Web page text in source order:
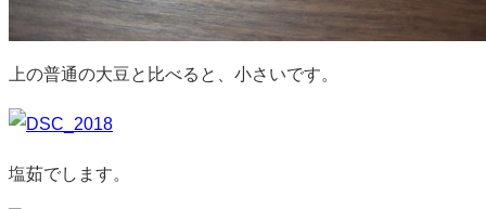
上の普通の大豆と比べると、小さいです。
塩茹でします。